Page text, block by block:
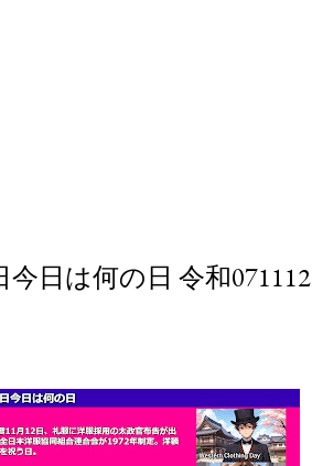
日は何の日 令和071112